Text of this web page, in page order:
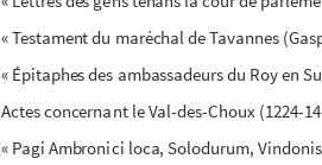
« Testament du maréchal de Tavannes
« Épitaphes des ambassadeurs du Roy en
Actes concernant le Val-des-Choux (1224-
« Pagi Ambronici loca, Solodurum,